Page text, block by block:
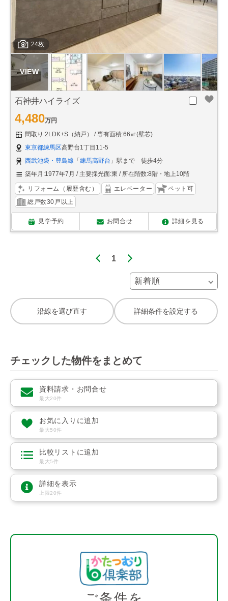
24枚
石神井ハイライズ
4,480万円
間取り:2LDK+S（納戸）
専有面積:66㎡(壁芯)
東京都練馬区高野台1丁目11-5
西武池袋・豊島線 「練馬高野台 」駅まで 徒歩4分
築年月:1977年7月
主要採光面:東 所在階数:8階・地上10階
リフォーム（履歴含む） エレベーター
ペット可
総戸数30戸以上
見学予約 お問合せ 詳細を見る
1
沿線を選び直す 詳細条件を設定する
チェックした物件をまとめて
資料請求・お問合せ
最大20件
お気に入りに追加
最大50件
比較リストに追加
最大5件
詳細を表示
上限20件
ご条件を